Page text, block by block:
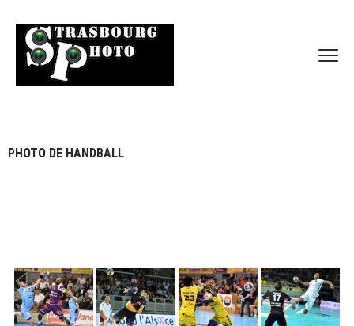
PHOTO DE HANDBALL